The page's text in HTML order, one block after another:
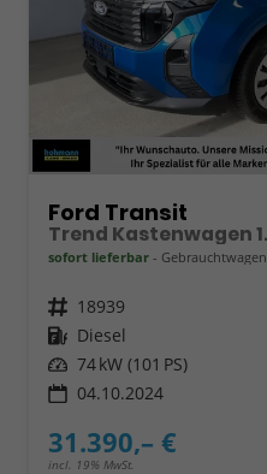
Ford Transit
sofort lieferbar Gebrauchtwagen
Fahrzeugnr. 18939
Kraftstoff Diesel
Leistung 74 kW (101 PS)
04.10.2024
31.390,– €
incl. 19% MwSt.